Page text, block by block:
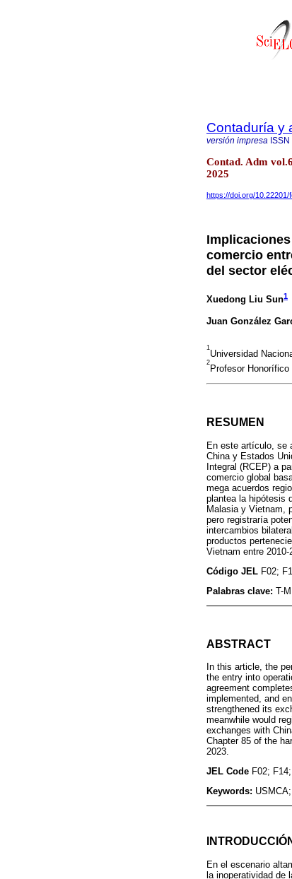
Contaduría y
versión impresa ISSN
Contad. Adm
2025
https://doi.org/
comercio
del sector
Xuedong Liu Sun1
Juan González
1
Universidad
2
Profesor
RESUMEN
En este artículo, se
China y Estados
Integral (RCEP) a
comercio global
mega acuerdos
plantea la hipótesis
Malasia y Vietnam,
pero registraría
intercambios
productos
Vietnam entre 2010-
Código JEL F02;
Palabras clave: T-
ABSTRACT
In this article, the
the entry into
agreement
implemented, and
strengthened its
meanwhile would
exchanges with
Chapter 85 of the
2023.
JEL Code F02;
Keywords:
En el escenario
la inoperatividad de